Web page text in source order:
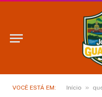
VOCÊ ESTÁ EM: Início »